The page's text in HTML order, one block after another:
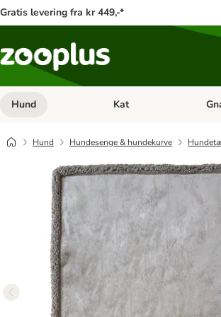
Gratis levering fra kr 449,-*
Hund Åben kategori menu: Hund
Kat
Hund Hundesenge & hundekurve